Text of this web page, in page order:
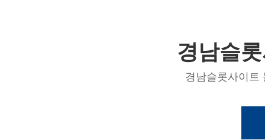
경남슬
경남슬롯사이트